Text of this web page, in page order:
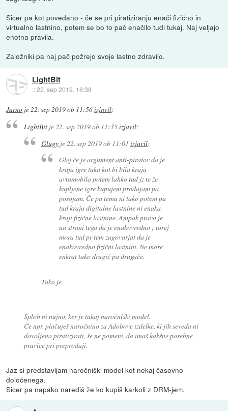
Sicer pa kot povedano - če se pri piratiziranju enači fizično in
virtualno lastnino, potem se bo to pač enačilo tudi tukaj. Naj veljajo
enotna pravila.
Založniki pa naj pač požrejo svoje lastno zdravilo.
LightBit
::22. sep 2019, 16:38
Jarno je22. sep 2019 ob 11:56izjavil:
LightBitje22. sep 2019 ob 11:35izjavil:
Glugy je 22. sep 2019 ob 11:01 izjavil:
Glej če je argument anti-piratov da je
kraja igre taka kot bi bila kraja
avtomobila potem lahko tud jz te že
kupljene igre kupujem prodajam pa
posojam. Če pa temu ni tako potem pa
tud kraja digitalne lastnine ni enaka
kraji fizične lastnine. Ampak pravo je
na strani tega da je enakovredno ; torej
mora tud pr tem zagovarjat da je
enakovredno fizični lastnini. Ne more
enkrat tako drugič pa drugače.
Tako je.
Sploh ni nujno, ker je tukaj naročniški model.
Če npr. plačuješ naročnino za Adobove izdelke, ki jih seveda ni
dovoljeno piratizirati, še ne pomeni, da imaš kakšne posebne
pravice pri preprodaji.
Jaz si predstavljam naročniški model kot nekaj časovno
določenega.
Sicer pa napako narediš že ko kupiš karkoli z DRM-jem.